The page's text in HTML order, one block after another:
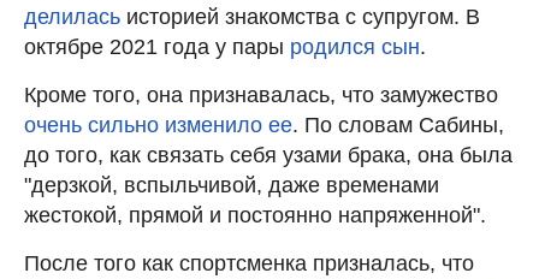
делилась историей знакомства с супругом. В
октябре 2021 года у пары родился сын.
Кроме того, она признавалась, что замужество
очень сильно изменило ее. По словам Сабины,
до того, как связать себя узами брака, она была
"дерзкой, вспыльчивой, даже временами
жестокой, прямой и постоянно напряженной".
После того как спортсменка призналась, что